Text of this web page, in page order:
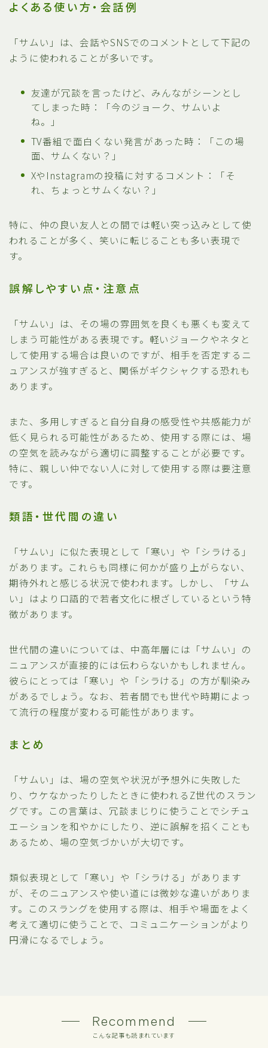
よくある使い方・会話例
「サムい」は、会話やSNSでのコメントとして下記の
ように使われることが多いです。
友達が冗談を言ったけど、みんながシーンとし
てしまった時：「今のジョーク、サムいよ
ね。」
TV番組で面白くない発言があった時：「この場
面、サムくない？」
XやInstagramの投稿に対するコメント：「そ
れ、ちょっとサムくない？」
特に、仲の良い友人との間では軽い突っ込みとして使
われることが多く、笑いに転じることも多い表現で
す。
誤解しやすい点・注意点
「サムい」は、その場の雰囲気を良くも悪くも変えて
しまう可能性がある表現です。軽いジョークやネタと
して使用する場合は良いのですが、相手を否定するニ
ュアンスが強すぎると、関係がギクシャクする恐れも
あります。
また、多用しすぎると自分自身の感受性や共感能力が
低く見られる可能性があるため、使用する際には、場
の空気を読みながら適切に調整することが必要です。
特に、親しい仲でない人に対して使用する際は要注意
です。
類語・世代間の違い
「サムい」に似た表現として「寒い」や「シラける」
があります。これらも同様に何かが盛り上がらない、
期待外れと感じる状況で使われます。しかし、「サム
い」はより口語的で若者文化に根ざしているという特
徴があります。
世代間の違いについては、中高年層には「サムい」の
ニュアンスが直接的には伝わらないかもしれません。
彼らにとっては「寒い」や「シラける」の方が馴染み
があるでしょう。なお、若者間でも世代や時期によっ
て流行の程度が変わる可能性があります。
まとめ
「サムい」は、場の空気や状況が予想外に失敗した
り、ウケなかったりしたときに使われるZ世代のスラン
グです。この言葉は、冗談まじりに使うことでシチュ
エーションを和やかにしたり、逆に誤解を招くことも
あるため、場の空気づかいが大切です。
類似表現として「寒い」や「シラける」があります
が、そのニュアンスや使い道には微妙な違いがありま
す。このスラングを使用する際は、相手や場面をよく
考えて適切に使うことで、コミュニケーションがより
円滑になるでしょう。
Recommend
こんな記事も読まれています